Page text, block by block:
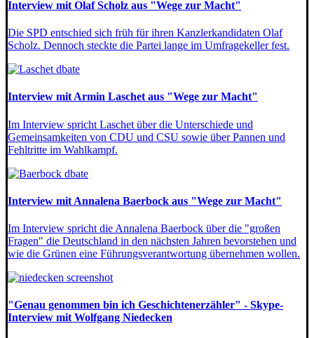
Interview mit Olaf Scholz aus "Wege zur Macht"
Die SPD entschied sich früh für ihren Kanzlerkandidaten Olaf
Scholz. Dennoch steckte die Partei lange im Umfragekeller fest.
Interview mit Armin Laschet aus "Wege zur Macht"
Im Interview spricht Laschet über die Unterschiede und
Gemeinsamkeiten von CDU und CSU sowie über Pannen und
Fehltritte im Wahlkampf.
Interview mit Annalena Baerbock aus "Wege zur Macht"
Im Interview spricht die Annalena Baerbock über die "großen
Fragen" die Deutschland in den nächsten Jahren bevorstehen und
wie die Grünen eine Führungsverantwortung übernehmen wollen.
"Genau genommen bin ich Geschichtenerzähler" - Skype-
Interview mit Wolfgang Niedecken